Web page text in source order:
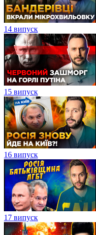
14 випуск
15 випуск
16 випуск
17 випуск